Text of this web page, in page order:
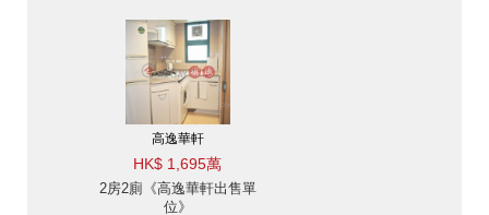
高逸華軒
HK$ 1,695萬
2房2廁《高逸華軒出售單
位》